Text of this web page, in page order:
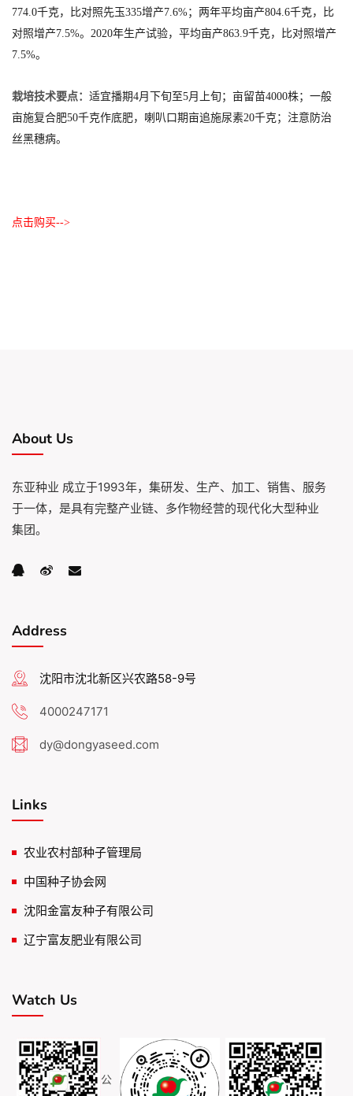
774.0千克，比对照先玉335增产7.6%；两年平均亩产804.6千克，比
对照增产7.5%。2020年生产试验，平均亩产863.9千克，比对照增产
7.5%。
栽培技术要点： 适宜播期4月下旬至5月上旬；亩留苗4000株；一般
亩施复合肥50千克作底肥，喇叭口期亩追施尿素20千克；注意防治
丝黑穗病。
点击购买-->
About Us
东亚种业 成立于1993年，集研发、生产、加工、销售、服务
于一体，是具有完整产业链、多作物经营的现代化大型种业
集团。
Address
沈阳市沈北新区兴农路58-9号
4000247171
dy@dongyaseed.com
Links
农业农村部种子管理局
中国种子协会网
沈阳金富友种子有限公司
辽宁富友肥业有限公司
Watch Us
公